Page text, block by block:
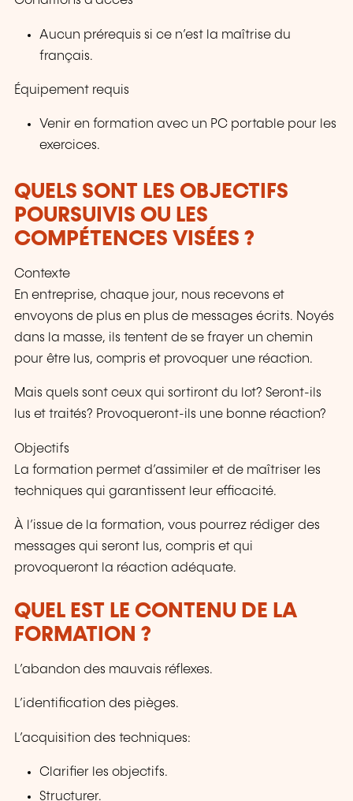
Aucun prérequis si ce n’est la maîtrise du
français.
Équipement requis
Venir en formation avec un PC portable pour les
exercices.
QUELS SONT LES OBJECTIFS
POURSUIVIS OU LES
COMPÉTENCES VISÉES ?
Contexte
En entreprise, chaque jour, nous recevons et
envoyons de plus en plus de messages écrits. Noyés
dans la masse, ils tentent de se frayer un chemin
pour être lus, compris et provoquer une réaction.
Mais quels sont ceux qui sortiront du lot? Seront-ils
lus et traités? Provoqueront-ils une bonne réaction?
Objectifs
La formation permet d’assimiler et de maîtriser les
techniques qui garantissent leur efficacité.
À l’issue de la formation, vous pourrez rédiger des
messages qui seront lus, compris et qui
provoqueront la réaction adéquate.
QUEL EST LE CONTENU DE LA
FORMATION ?
L’abandon des mauvais réflexes.
L’identification des pièges.
L’acquisition des techniques:
Clarifier les objectifs.
Structurer.